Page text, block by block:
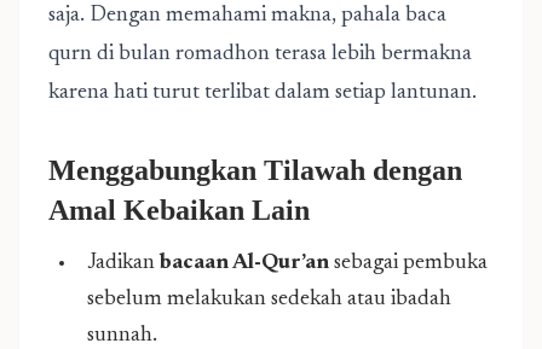
saja. Dengan memahami makna, pahala baca
qurn di bulan romadhon terasa lebih bermakna
karena hati turut terlibat dalam setiap lantunan.
Menggabungkan Tilawah dengan
Amal Kebaikan Lain
Jadikan bacaan Al-Qur’an sebagai pembuka
sebelum melakukan sedekah atau ibadah
sunnah.